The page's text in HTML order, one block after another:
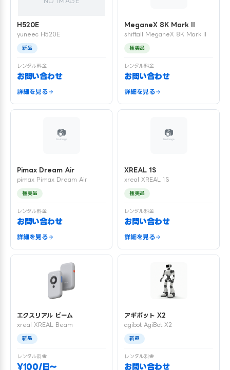
H520E
yuneec H520E
新品
レンタル料金
お問い合わせ
詳細を見る
MeganeX 8K Mark II
shiftall MeganeX 8K Mark II
極美品
レンタル料金
お問い合わせ
詳細を見る
Pimax Dream Air
pimax Pimax Dream Air
極美品
レンタル料金
お問い合わせ
詳細を見る
XREAL 1S
xreal XREAL 1S
極美品
レンタル料金
お問い合わせ
詳細を見る
エクスリアル ビーム
xreal XREAL Beam
新品
レンタル料金
¥100/日〜
アギボット X2
agibot AgiBot X2
新品
レンタル料金
お問い合わせ